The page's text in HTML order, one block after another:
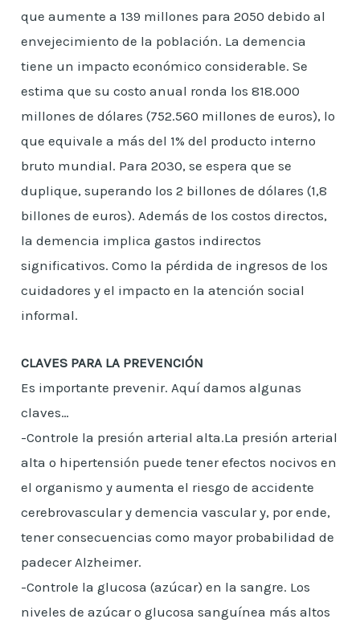
que aumente a 139 millones para 2050 debido al
envejecimiento de la población. La demencia
tiene un impacto económico considerable. Se
estima que su costo anual ronda los 818.000
millones de dólares (752.560 millones de euros), lo
que equivale a más del 1% del producto interno
bruto mundial. Para 2030, se espera que se
duplique, superando los 2 billones de dólares (1,8
billones de euros). Además de los costos directos,
la demencia implica gastos indirectos
significativos. Como la pérdida de ingresos de los
cuidadores y el impacto en la atención social
informal.
CLAVES PARA LA PREVENCIÓN
Es importante prevenir. Aquí damos algunas
claves…
-Controle la presión arterial alta.La presión arterial
alta o hipertensión puede tener efectos nocivos en
el organismo y aumenta el riesgo de accidente
cerebrovascular y demencia vascular y, por ende,
tener consecuencias como mayor probabilidad de
padecer Alzheimer.
-Controle la glucosa (azúcar) en la sangre. Los
niveles de azúcar o glucosa sanguínea más altos